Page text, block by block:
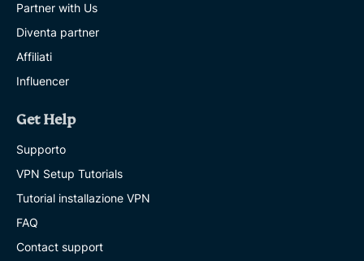
Partner with Us
Diventa partner
Affiliati
Influencer
Get Help
Supporto
VPN Setup Tutorials
Tutorial installazione VPN
FAQ
Contact support